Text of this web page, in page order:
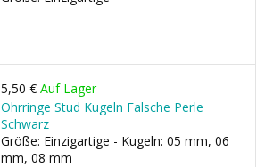
5,50 € Auf Lager
Ohrringe Stud Kugeln Falsche Perle
Schwarz
Größe: Einzigartige - Kugeln: 05 mm, 06
mm, 08 mm